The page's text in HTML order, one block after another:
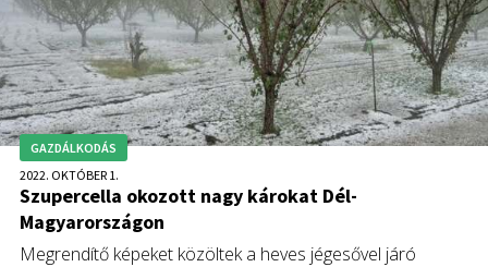
GAZDÁLKODÁS
2022. OKTÓBER 1.
Szupercella okozott nagy károkat Dél-
Magyarországon
Megrendítő képeket közöltek a heves jégesővel járó